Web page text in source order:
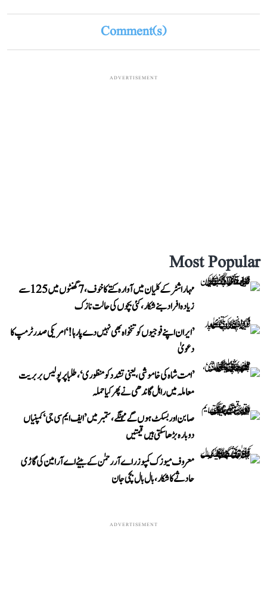
Comment(s)
ADVERTISEMENT
Most Popular
مہاراشٹر کے کلیان میں آوارہ کتے کا خوف، 7 گھنٹوں میں 125 سے
زیادہ افراد بنے شکار، کئی بچوں کی حالت نازک
’ایران اپنے فوجیوں کو تنخواہ بھی نہیں دے پا رہا!‘ امریکی صدر ٹرمپ کا
دعویٰ
’امت شاہ کی خاموشی، یعنی تشدد کو منظوری‘، طلبا پر پولیس بربریت
معاملہ میں راہل گاندھی نے پھر کیا حملہ
صابن اور بسکٹ ہوں گے مہنگے، ستمبر میں ’ایف ایم سی جی‘ کمپنیاں
دوبارہ بڑھا سکتی ہیں قیمتیں
معروف میوزک کمپوزر اے آر رحمٰن کے بیٹے اے آر امین کی گاڑی
حادثے کا شکار، بال بال بچی جان
ADVERTISEMENT